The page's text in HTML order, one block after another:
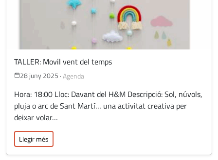
TALLER: Movil vent del temps
28 juny 2025 · Agenda
Hora: 18:00 Lloc: Davant del H&M Descripció: Sol, núvols,
pluja o arc de Sant Martí… una activitat creativa per
deixar volar…
Llegir més